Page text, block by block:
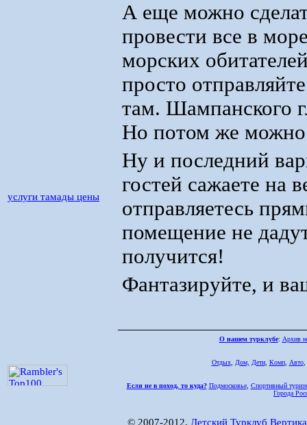
А еще можно
провести все в
морских
просто
там. Шампанского
Но потом же можно
Ну и последний
гостей сажаете на
отправляетесь
помещение не
получится!
Фантазируйте, и
услуги тамады цены
О нашем турклубе: Архив
Отдых, Дом, Дети, Комп, Авто,
Если не в поход, то куда? Подмосковье, Спортивный
Города
© 2007-2012, Детский Турклуб